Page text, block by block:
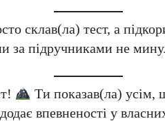
склав(ла) тест, а
за підручниками не
Ти показав(ла) усім,
впевненості у